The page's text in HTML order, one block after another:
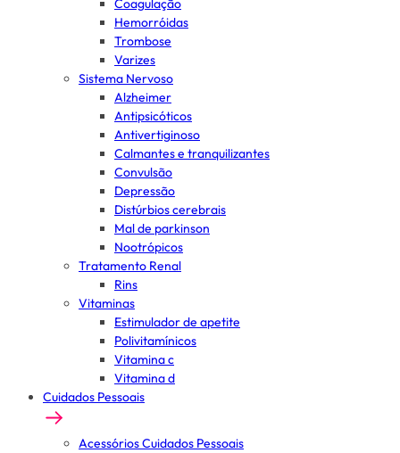
Coagulação
Hemorróidas
Trombose
Varizes
Sistema Nervoso
Alzheimer
Antipsicóticos
Antivertiginoso
Calmantes e tranquilizantes
Convulsão
Depressão
Distúrbios cerebrais
Mal de parkinson
Nootrópicos
Tratamento Renal
Rins
Vitaminas
Estimulador de apetite
Polivitamínicos
Vitamina c
Vitamina d
Cuidados Pessoais
Acessórios Cuidados Pessoais